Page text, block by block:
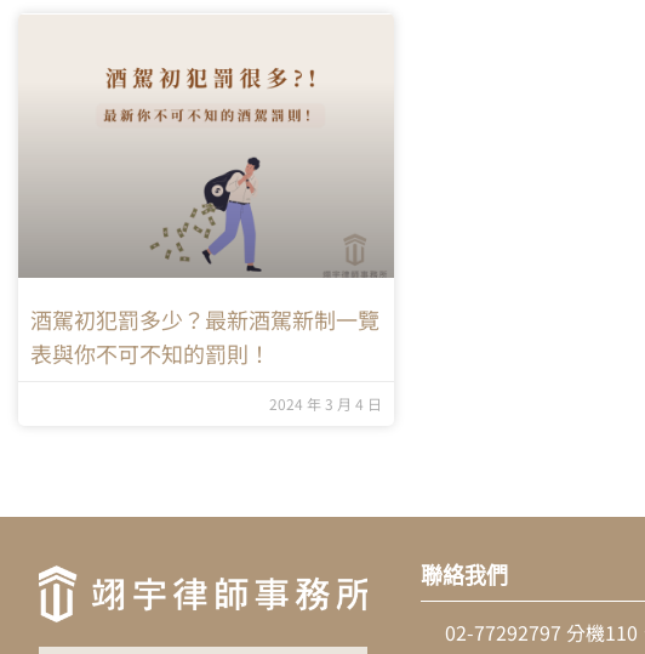
酒駕初犯罰多少？最新酒駕新制一覽
表與你不可不知的罰則！
2024 年 3 月 4 日
聯絡我們
02-77292797 分機110